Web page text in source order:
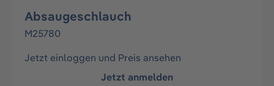
Absaugeschlauch
M25780
Jetzt einloggen und Preis ansehen
Jetzt anmelden